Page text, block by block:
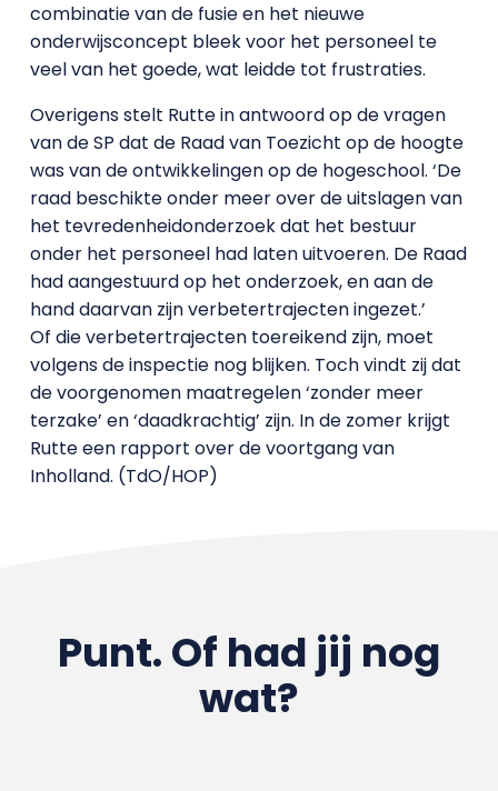
combinatie van de fusie en het nieuwe
onderwijsconcept bleek voor het personeel te
veel van het goede, wat leidde tot frustraties.
Overigens stelt Rutte in antwoord op de vragen
van de SP dat de Raad van Toezicht op de hoogte
was van de ontwikkelingen op de hogeschool. ‘De
raad beschikte onder meer over de uitslagen van
het tevredenheidonderzoek dat het bestuur
onder het personeel had laten uitvoeren. De Raad
had aangestuurd op het onderzoek, en aan de
hand daarvan zijn verbetertrajecten ingezet.’
Of die verbetertrajecten toereikend zijn, moet
volgens de inspectie nog blijken. Toch vindt zij dat
de voorgenomen maatregelen ‘zonder meer
terzake’ en ‘daadkrachtig’ zijn. In de zomer krijgt
Rutte een rapport over de voortgang van
Inholland. (TdO/HOP)
Punt. Of had jij nog
wat?